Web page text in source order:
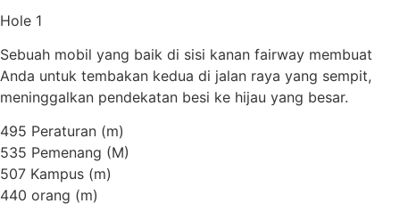
Hole 1
Sebuah mobil yang baik di sisi kanan fairway membuat
Anda untuk tembakan kedua di jalan raya yang sempit,
meninggalkan pendekatan besi ke hijau yang besar.
495 Peraturan (m)
535 Pemenang (M)
507 Kampus (m)
440 orang (m)